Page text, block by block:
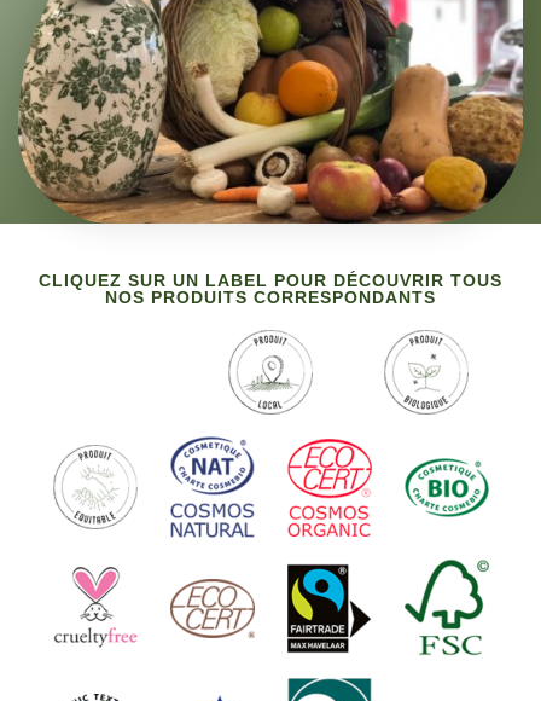
CLIQUEZ SUR UN LABEL POUR DÉCOUVRIR TOUS
NOS PRODUITS CORRESPONDANTS